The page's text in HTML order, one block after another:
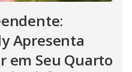
Apresenta
em Seu Quarto